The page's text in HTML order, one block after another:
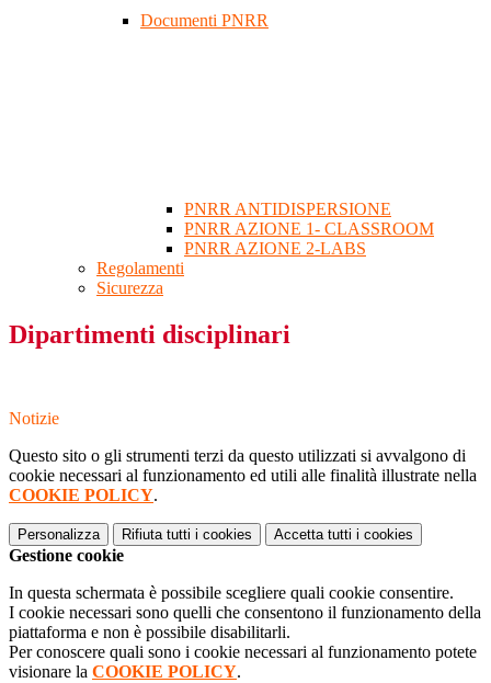
Documenti PNRR
PNRR ANTIDISPERSIONE
PNRR AZIONE 1- CLASSROOM
PNRR AZIONE 2-LABS
Regolamenti
Sicurezza
Dipartimenti disciplinari
Notizie
Questo sito o gli strumenti terzi da questo utilizzati si avvalgono di
cookie necessari al funzionamento ed utili alle finalità illustrate nella
COOKIE POLICY.
Personalizza Rifiuta tutti i cookies Accetta tutti i cookies
Gestione cookie
In questa schermata è possibile scegliere quali cookie consentire.
I cookie necessari sono quelli che consentono il funzionamento della
piattaforma e non è possibile disabilitarli.
Per conoscere quali sono i cookie necessari al funzionamento potete
visionare la COOKIE POLICY.